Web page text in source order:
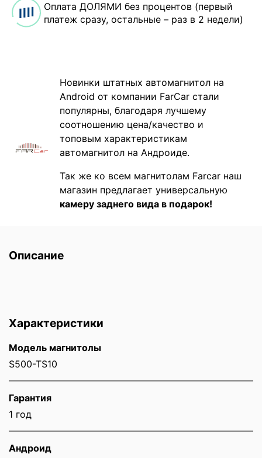
Оплата ДОЛЯМИ без процентов (первый
платеж сразу, остальные – раз в 2 недели)
Новинки штатных автомагнитол на
Android от компании FarCar стали
популярны, благодаря лучшему
соотношению цена/качество и
топовым характеристикам
автомагнитол на Андроиде.
Так же ко всем магнитолам Farcar наш
магазин предлагает универсальную
камеру заднего вида в подарок!
Описание
Характеристики
Модель магнитолы
S500-TS10
Гарантия
1 год
Андроид